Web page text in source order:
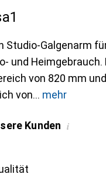
Studio-Galgenarm
und
von 820 mm
von
mehr
Kunden i